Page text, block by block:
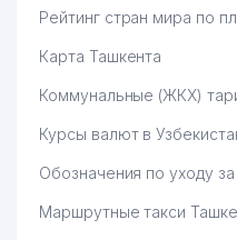
Рейтинг стран мира по
Карта Ташкента
Коммунальные (ЖКХ)
Курсы валют в
Обозначения по уходу
Маршрутные такси